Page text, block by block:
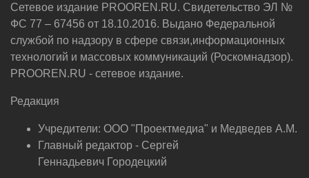
Сетевое издание PROOREN.RU. Свидетельство ЭЛ №
ФС 77 – 67456 от 18.10.2016. Выдано Федеральной
службой по надзору в сфере связи,информационных
технологий и массовых коммуникаций (Роскомнадзор).
PROOREN.RU - сетевое издание.
Редакция
Учредители: ООО "Проектмедиа" и Медведев А.М.
Главный редактор - Сергей
Геннадьевич Городецкий